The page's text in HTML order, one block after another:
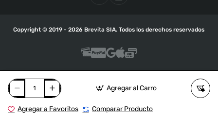
Agregar al Carro
Agregar a Favoritos Comparar Producto
Copyright © 2019 - 2026 Brevita SIA. Todos los derechos reservados